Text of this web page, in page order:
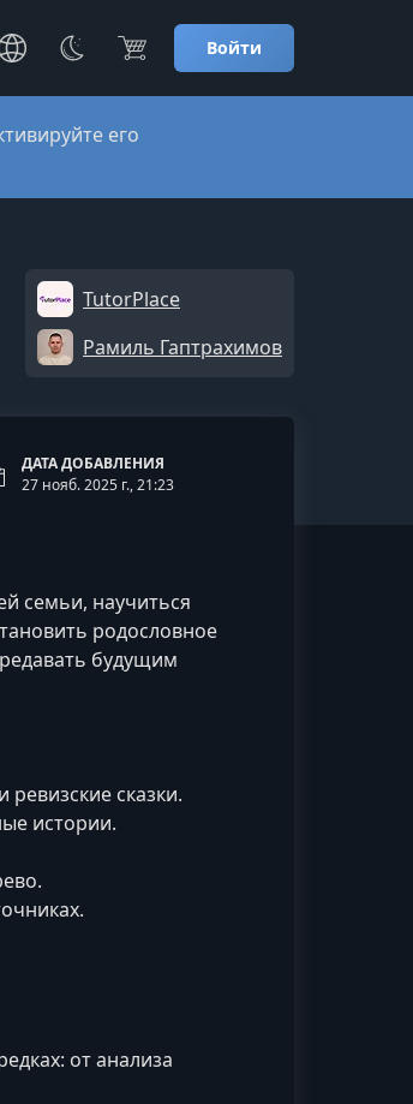
Войти
его
TutorPlace
Рамиль Гаптрахимов
ДАТА ДОБАВЛЕНИЯ
27 нояб. 2025 г., 21:23
семьи, научиться
родословное
будущим
сказки.
истории.
от анализа